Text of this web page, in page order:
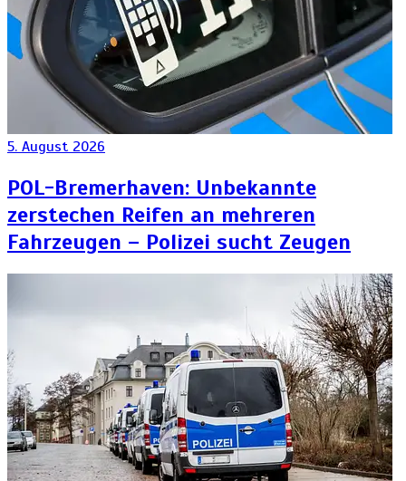
5. August 2026
POL-Bremerhaven: Unbekannte
zerstechen Reifen an mehreren
Fahrzeugen – Polizei sucht Zeugen